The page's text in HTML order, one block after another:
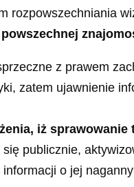
rozpowszechniania
z prawem
zatem ujawnienie
iż
publicznie,
o jej